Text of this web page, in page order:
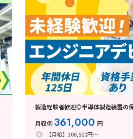
製造経験者歓迎◎半導体製造装置の
月収例 361,000 円
【月給】300,500円～